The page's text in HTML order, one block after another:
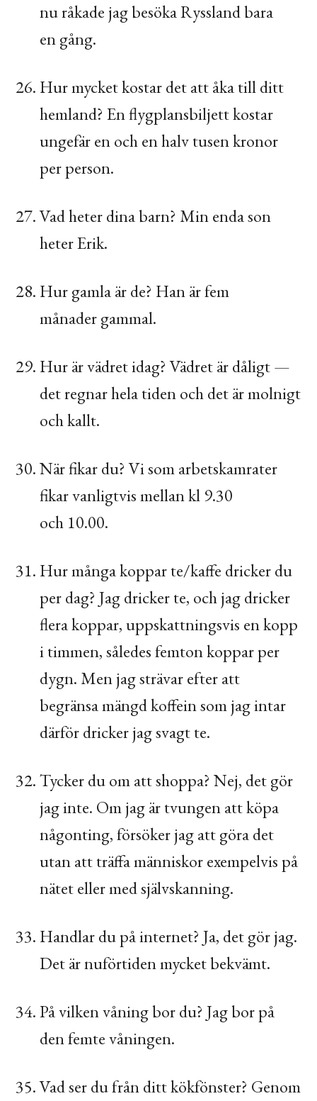
nu råkade jag besöka Ryssland bara
en gång.
Hur mycket kostar det att åka till ditt
hemland? En flygplansbiljett kostar
ungefär en och en halv tusen kronor
per person.
Vad heter dina barn? Min enda son
heter Erik.
Hur gamla är de? Han är fem
månader gammal.
Hur är vädret idag? Vädret är dåligt —
det regnar hela tiden och det är molnigt
och kallt.
När fikar du? Vi som arbetskamrater
fikar vanligtvis mellan kl 9.30
och 10.00.
Hur många koppar te/kaffe dricker du
per dag? Jag dricker te, och jag dricker
flera koppar, uppskattningsvis en kopp
i timmen, således femton koppar per
dygn. Men jag strävar efter att
begränsa mängd koffein som jag intar
därför dricker jag svagt te.
Tycker du om att shoppa? Nej, det gör
jag inte. Om jag är tvungen att köpa
någonting, försöker jag att göra det
utan att träffa människor exempelvis på
nätet eller med självskanning.
Handlar du på internet? Ja, det gör jag.
Det är nuförtiden mycket bekvämt.
På vilken våning bor du? Jag bor på
den femte våningen.
Vad ser du från ditt kökfönster? Genom